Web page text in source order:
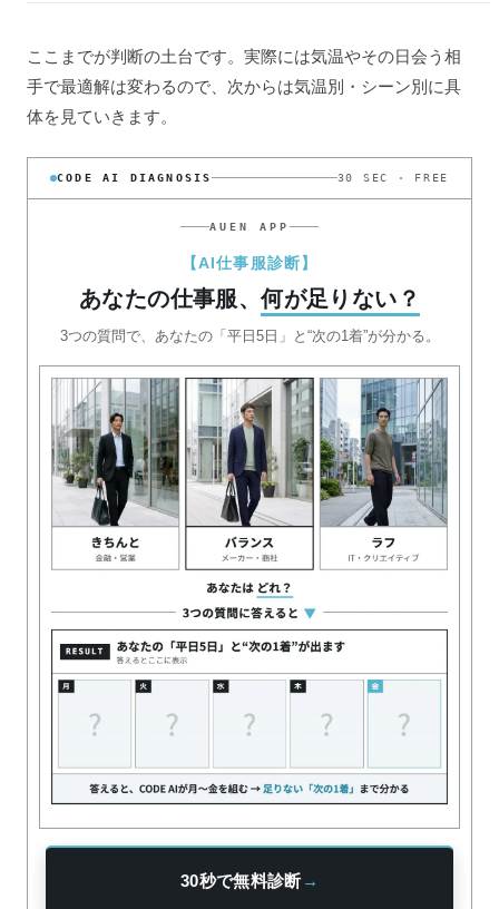
ここまでが判断の土台です。実際には気温やその日会う相
手で最適解は変わるので、次からは気温別・シーン別に具
体を見ていきます。
CODE AI DIAGNOSIS 30 SEC · FREE
AUEN APP
【AI仕事服診断】
あなたの仕事服、何が足りない？
3つの質問で、あなたの「平日5日」と“次の1着”が分かる。
30秒で無料診断→